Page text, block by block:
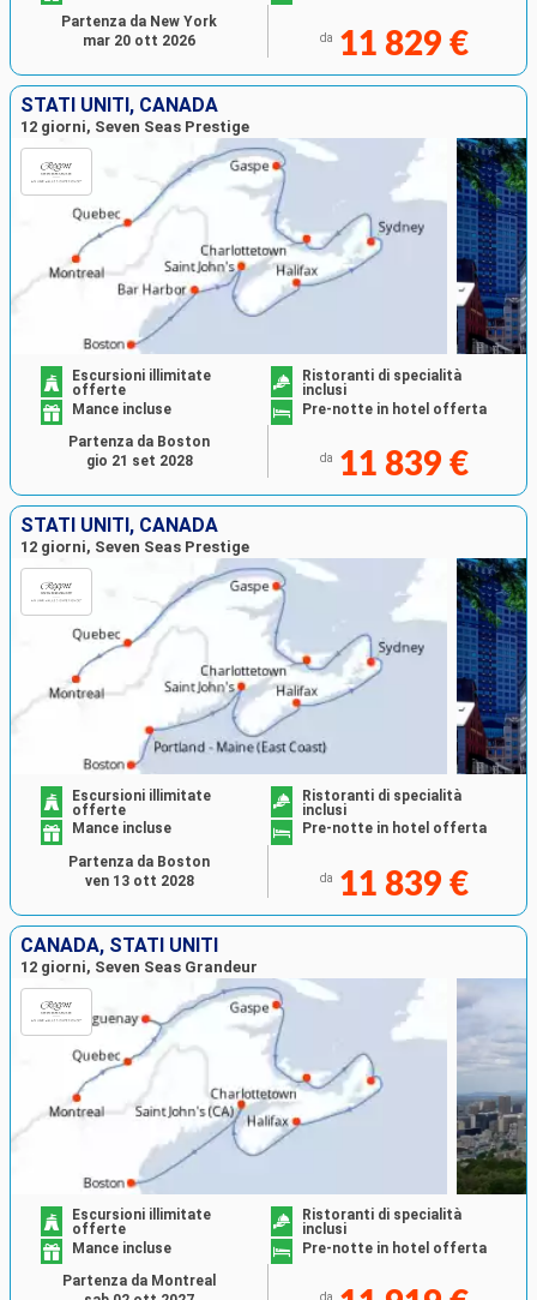
da 11 829 €
Partenza da New York
mar 20 ott 2026
STATI UNITI, CANADA
12 giorni, Seven Seas Prestige
Escursioni illimitate
offerte
Ristoranti di specialità
inclusi
Mance incluse
Pre-notte in hotel offerta
da 11 839 €
Partenza da Boston
gio 21 set 2028
STATI UNITI, CANADA
12 giorni, Seven Seas Prestige
Escursioni illimitate
offerte
Ristoranti di specialità
inclusi
Mance incluse
Pre-notte in hotel offerta
da 11 839 €
Partenza da Boston
ven 13 ott 2028
CANADA, STATI UNITI
12 giorni, Seven Seas Grandeur
Escursioni illimitate
offerte
Ristoranti di specialità
inclusi
Mance incluse
Pre-notte in hotel offerta
da
Partenza da Montreal